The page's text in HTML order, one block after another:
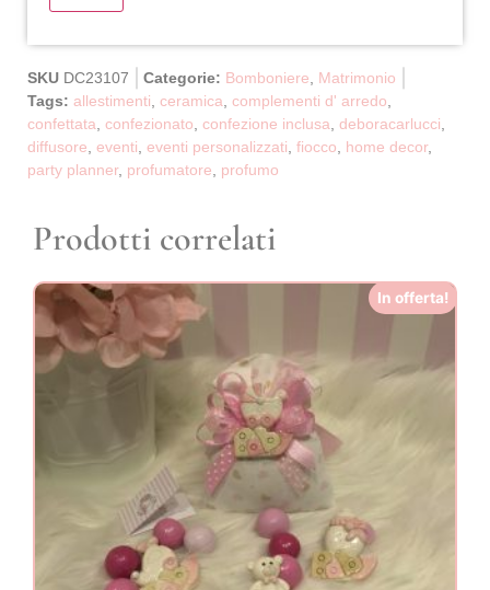
SKU DC23107 Categorie: Bomboniere
Matrimonio
Tags: allestimenti ceramica complementi d' arredo
confettata confezionato confezione inclusa deboracarlucci
diffusore eventi eventi personalizzati fiocco home decor,
party planner, profumatore profumo
Prodotti correlati
In offerta!